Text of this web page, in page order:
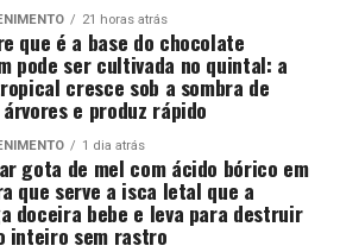
21 horas atrás
que é a base do chocolate
pode ser cultivada no quintal: a
cresce sob a sombra de
e produz rápido
1 dia atrás
gota de mel com ácido bórico em
que serve a isca letal que a
doceira bebe e leva para destruir
inteiro sem rastro